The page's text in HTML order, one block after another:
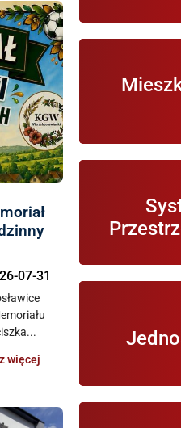
07-31
więcej
Informacje
Otwiera